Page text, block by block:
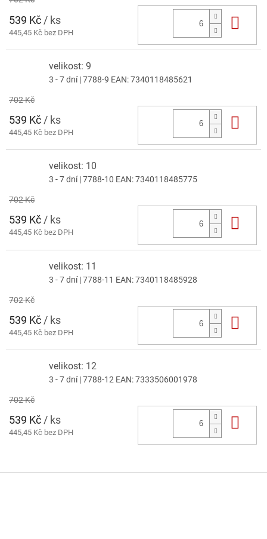
539 Kč / ks
445,45 Kč bez DPH
velikost: 9
3 - 7 dní| 7788-9 EAN:7340118485621
702 Kč
539 Kč / ks
445,45 Kč bez DPH
velikost: 10
3 - 7 dní| 7788-10 EAN:7340118485775
702 Kč
539 Kč/ ks
445,45 Kč bez DPH
velikost: 11
3 - 7 dní| 7788-11 EAN:7340118485928
702 Kč
539 Kč / ks
445,45 Kč bez DPH
velikost: 12
3 - 7 dní| 7788-12 EAN:7333506001978
702 Kč
539 Kč / ks
445,45 Kč bez DPH